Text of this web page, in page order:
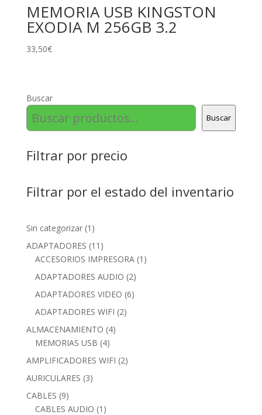
MEMORIA USB KINGSTON
EXODIA M 256GB 3.2
33,50€
Buscar
Buscar
Filtrar por precio
Filtrar por el estado del inventario
Sin categorizar 1 1
product
ADAPTADORES 11 11
products
ACCESORIOS IMPRESORA 1 1
ADAPTADORES AUDIO 22
products
ADAPTADORES VIDEO 66
ADAPTADORES WIFI 22
ALMACENAMIENTO 44
MEMORIAS USB 44
products
AMPLIFICADORES WIFI 22
AURICULARES 33
CABLES 99
products
CABLES AUDIO 1 1